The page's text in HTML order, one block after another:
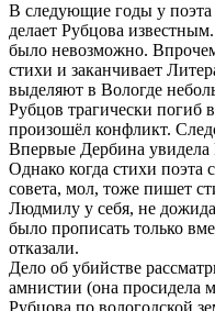
В следующие годы у
делает Рубцова
было невозможно.
стихи и заканчивает
выделяют в Вологде
Рубцов трагически погиб
произошёл конфликт.
Впервые Дербина увидела
Однако когда стихи поэта
совета, мол, тоже пишет
Людмилу у себя, не
было прописать только
отказали.
Дело об убийстве
амнистии (она просидела
Рубцова по вологодской